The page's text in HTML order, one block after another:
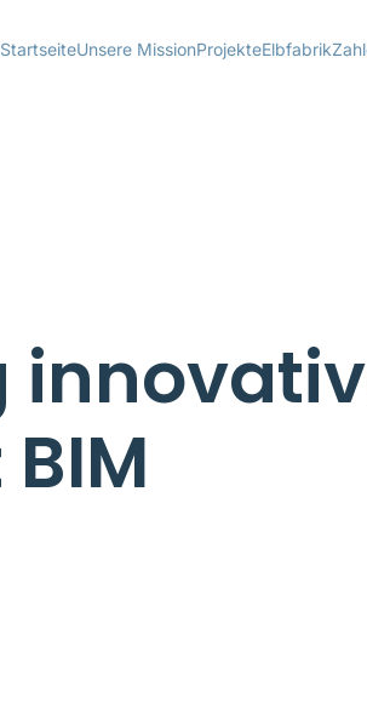
StartseiteUnsere MissionProjekteElbfabrik